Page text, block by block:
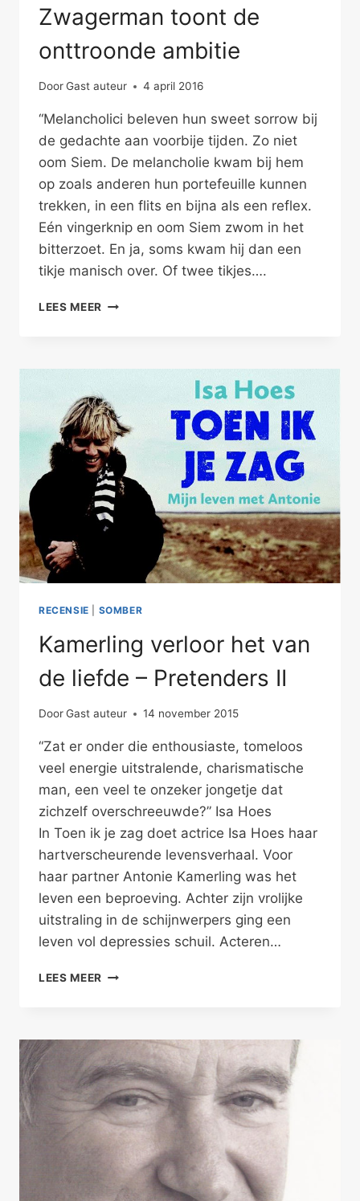
Zwagerman toont de
onttroonde ambitie
DoorGast auteur 4 april 2016
“Melancholici beleven hun sweet sorrow bij
de gedachte aan voorbije tijden. Zo niet
oom Siem. De melancholie kwam bij hem
op zoals anderen hun portefeuille kunnen
trekken, in een flits en bijna als een reflex.
Eén vingerknip en oom Siem zwom in het
bitterzoet. En ja, soms kwam hij dan een
tikje manisch over. Of twee tikjes….
LEES MEER ZWAGERMAN
AMBITIE
RECENSIE SOMBER
Kamerling verloor het van
de liefde – Pretenders II
DoorGast auteur 14 november 2015
“Zat er onder die enthousiaste, tomeloos
veel energie uitstralende, charismatische
man, een veel te onzeker jongetje dat
zichzelf overschreeuwde?” Isa Hoes
In Toen ik je zag doet actrice Isa Hoes haar
hartverscheurende levensverhaal. Voor
haar partner Antonie Kamerling was het
leven een beproeving. Achter zijn vrolijke
uitstraling in de schijnwerpers ging een
leven vol depressies schuil. Acteren…
LEES MEER KAMERLING
DE
LIEFDE
–
PRETENDERS
II